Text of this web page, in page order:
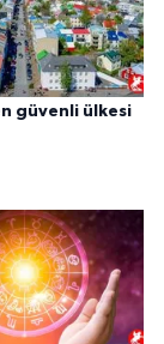
güvenli ülkesi